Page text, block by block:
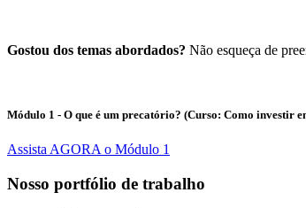
Gostou dos temas abordados? Não esqueça de
Módulo 1 - O que é um precatório? (Curso: Como investir
Assista AGORA o Módulo 1
Nosso portfólio de trabalho